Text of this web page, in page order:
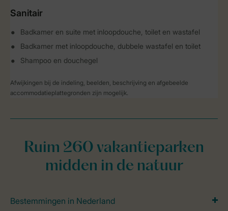
Sanitair
Badkamer en suite met inloopdouche, toilet en wastafel
Badkamer met inloopdouche, dubbele wastafel en toilet
Shampoo en douchegel
Afwijkingen bij de indeling, beelden, beschrijving en afgebeelde
accommodatieplattegronden zijn mogelijk.
Ruim 260 vakantieparken
midden in de natuur
Bestemmingen in Nederland